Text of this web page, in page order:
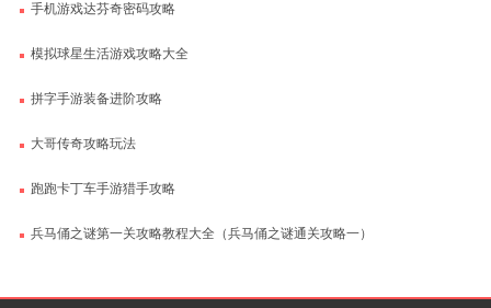
手机游戏达芬奇密码攻略
模拟球星生活游戏攻略大全
拼字手游装备进阶攻略
大哥传奇攻略玩法
跑跑卡丁车手游猎手攻略
兵马俑之谜第一关攻略教程大全（兵马俑之谜通关攻略一）